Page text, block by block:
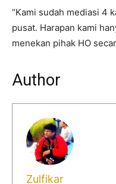
“Kami sudah mediasi 4
pusat. Harapan kami
menekan pihak HO
Author
Zulfikar